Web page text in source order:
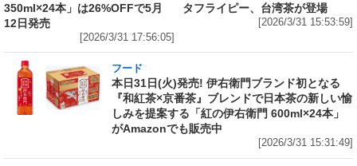
350ml×24本」は26%OFFで5月
12日発売
[2026/3/31 17:56:05]
タフライピー、台湾茶が登場
[2026/3/31 15:53:59]
フード
本日31日(火)発売! 伊右衛門ブランド初となる
『和紅茶×京番茶』ブレンドで日本茶の新しい愉
しみを提案する「紅の伊右衛門 600ml×24本」
がAmazonでも販売中
[2026/3/31 15:31:49]